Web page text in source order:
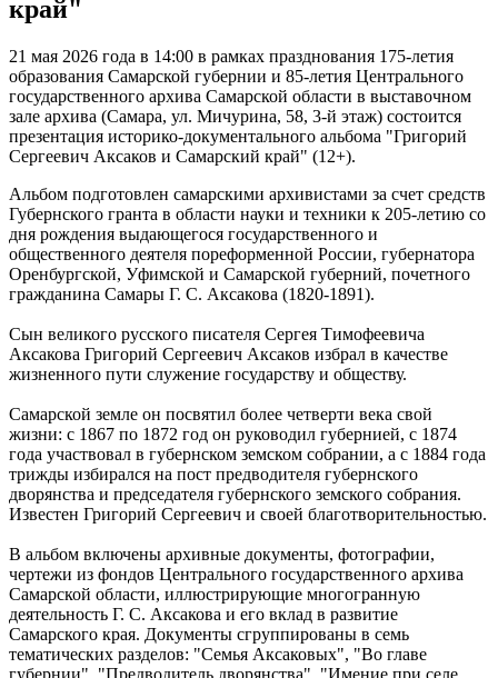
07.08.2026 | 13:08
интерес к службе по контракту в войсках беспилотных систем
07.08.2026 | 12:58
В Самаре водитель Toyota Camry сбил 9-летнюю девочку на
пешеходном переходе
07.08.2026 | 12:21
Самарцам рассказали, какие травмы бывают при падении
07.08.2026 | 12:19
Как региональный конкурс "Достояние губернии" помогает
предпринимателям выходить на новый уровень
07.08.2026 | 12:00
Юнармейцы Промышленного района осваивают беспилотные
системы
В двух городах выявили загрязнение воздуха из-за горящей
свалки
07.08.2026 | 11:40
07.08.2026 | 11:36
В Красноярском районе проверили безопасность и ремонт в
школах и детсадах
07.08.2026 | 11:31
Жители Отрадного проходят исследования на современном
компьютерном томографе
В Тольятти изменят схему движения общественного
транспорта до 30 сентября
07.08.2026 | 11:22
Елена Дьякова — об истории создания конкурса компаний
"Достояние губернии"
07.08.2026 | 11:20
край"
21 мая 2026 года в 14:00 в рамках празднования 175-летия
образования Самарской губернии и 85-летия Центрального
государственного архива Самарской области в выставочном
зале архива (Самара, ул. Мичурина, 58, 3-й этаж) состоится
презентация историко-документального альбома "Григорий
Сергеевич Аксаков и Самарский край" (12+).
Альбом подготовлен самарскими архивистами за счет средств
Губернского гранта в области науки и техники к 205-летию со
дня рождения выдающегося государственного и
общественного деятеля пореформенной России, губернатора
Оренбургской, Уфимской и Самарской губерний, почетного
гражданина Самары Г. С. Аксакова (1820-1891).
Сын великого русского писателя Сергея Тимофеевича
Аксакова Григорий Сергеевич Аксаков избрал в качестве
жизненного пути служение государству и обществу.
Самарской земле он посвятил более четверти века свой
жизни: с 1867 по 1872 год он руководил губернией, с 1874
года участвовал в губернском земском собрании, а с 1884 года
трижды избирался на пост предводителя губернского
дворянства и председателя губернского земского собрания.
Известен Григорий Сергеевич и своей благотворительностью.
В альбом включены архивные документы, фотографии,
чертежи из фондов Центрального государственного архива
Самарской области, иллюстрирующие многогранную
деятельность Г. С. Аксакова и его вклад в развитие
Самарского края. Документы сгруппированы в семь
тематических разделов: "Семья Аксаковых", "Во главе
губернии", "Предводитель дворянства", "Имение при селе